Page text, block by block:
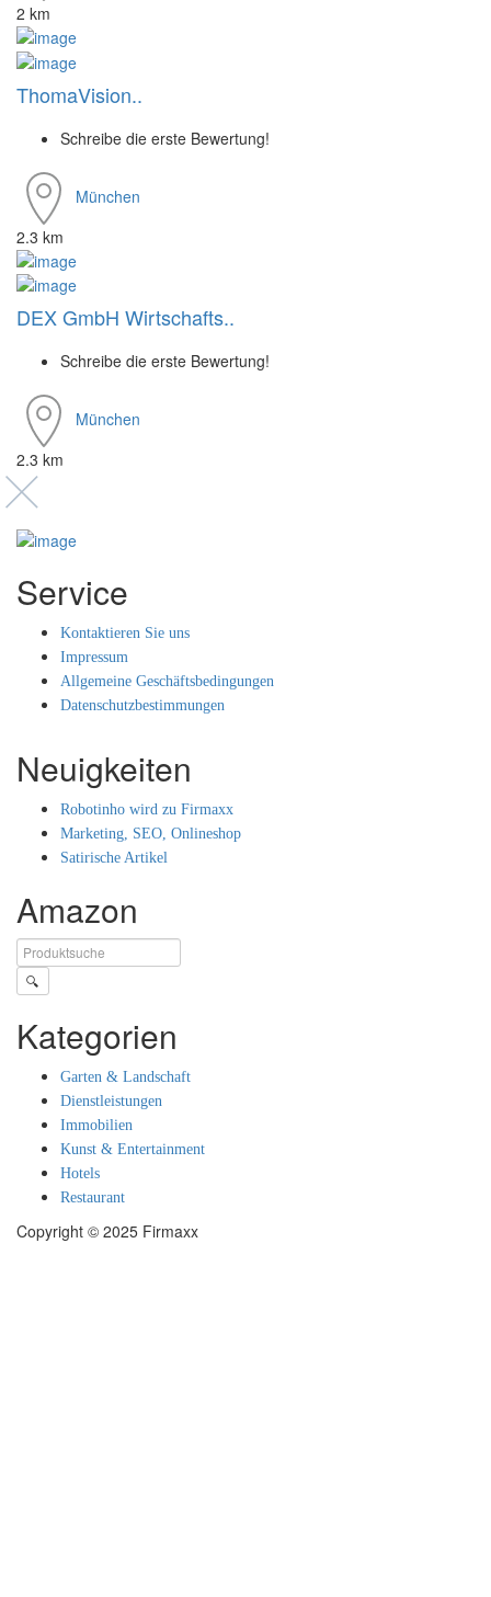
2 km
ThomaVision..
Schreibe die erste Bewertung!
München
2.3 km
DEX GmbH Wirtschafts..
Schreibe die erste Bewertung!
München
2.3 km
Service
Kontaktieren Sie uns
Impressum
Allgemeine Geschäftsbedingungen
Datenschutzbestimmungen
Neuigkeiten
Robotinho wird zu Firmaxx
Marketing, SEO, Onlineshop
Satirische Artikel
Amazon
🔍
Kategorien
Garten & Landschaft
Dienstleistungen
Immobilien
Kunst & Entertainment
Hotels
Restaurant
Copyright © 2025 Firmaxx